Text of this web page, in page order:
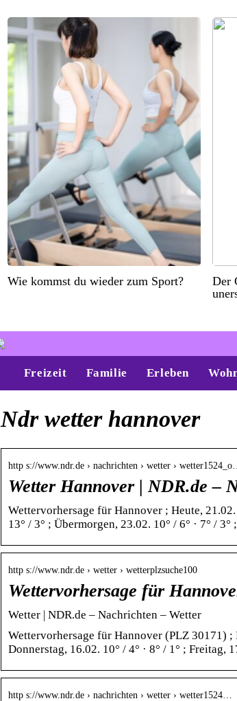
Wie kommst du wieder zum Sport?
Der
Freizeit Familie Erleben
Ndr wetter hannover
http s://www.ndr.de › nachrichten › wetter › wetter1524_o…
Wetter Hannover | NDR.de –
Wettervorhersage für Hannover ; Heute, 21.02.
13° / 3° ; Übermorgen, 23.02. 10° / 6° · 7° /
http s://www.ndr.de › wetter › wetterplzsuche100
Wettervorhersage für
Wetter | NDR.de – Nachrichten – Wetter
Wettervorhersage für Hannover (PLZ 30171) ;
Donnerstag, 16.02. 10° / 4° · 8° / 1° ; Freitag,
http s://www.ndr.de › nachrichten › wetter › wetter1524…